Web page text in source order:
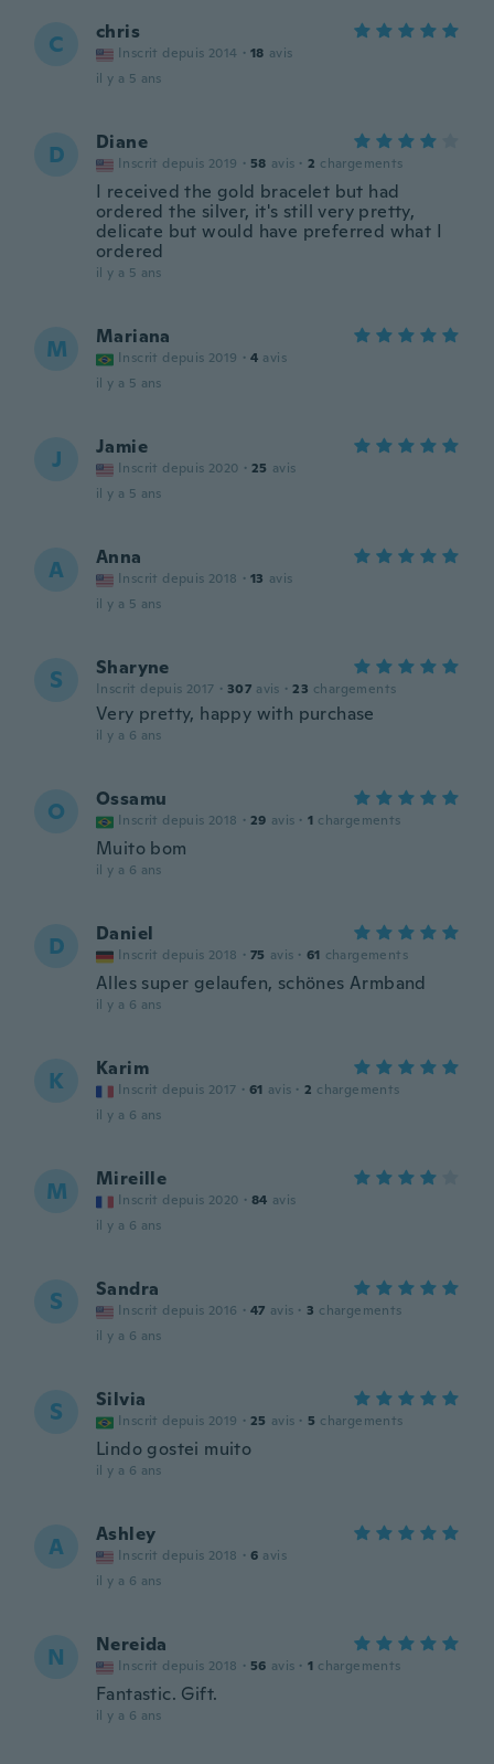
C chris
Inscrit depuis 2014 · 18 avis
il y a 5 ans
D Diane
Inscrit depuis 2019 · 58 avis · 2 chargements
I received the gold bracelet but had
ordered the silver, it's still very pretty,
delicate but would have preferred what I
ordered
il y a 5 ans
M Mariana
Inscrit depuis 2019 · 4 avis
il y a 5 ans
J Jamie
Inscrit depuis 2020 · 25 avis
il y a 5 ans
A Anna
Inscrit depuis 2018 · 13 avis
il y a 5 ans
S Sharyne
Inscrit depuis 2017 · 307 avis · 23 chargements
Very pretty, happy with purchase
il y a 6 ans
O Ossamu
Inscrit depuis 2018 · 29 avis · 1 chargements
Muito bom
il y a 6 ans
D Daniel
Inscrit depuis 2018 · 75 avis · 61 chargements
Alles super gelaufen, schönes Armband
il y a 6 ans
K Karim
Inscrit depuis 2017 · 61 avis · 2 chargements
il y a 6 ans
M Mireille
Inscrit depuis 2020 · 84 avis
il y a 6 ans
S Sandra
Inscrit depuis 2016 · 47 avis · 3 chargements
il y a 6 ans
S Silvia
Inscrit depuis 2019 · 25 avis · 5 chargements
Lindo gostei muito
il y a 6 ans
A Ashley
Inscrit depuis 2018 · 6 avis
il y a 6 ans
N Nereida
Inscrit depuis 2018 · 56 avis · 1 chargements
Fantastic. Gift.
il y a 6 ans